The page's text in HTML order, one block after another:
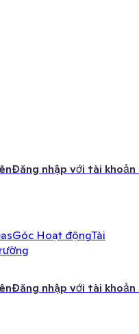
Đăng nhập với tài khoản
Góc Hoạt độngTài
Đăng nhập với tài khoản